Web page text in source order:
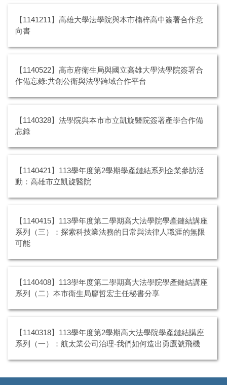
【1141211】高雄大學法學院與本市楠梓高中簽署合作意
向書
【1140522】高市府衛生局與國立高雄大學法學院簽署合
作備忘錄:共創公衛與法學跨域合作平台
【1140328】法學院與本市市立凱旋醫院簽署產學合作備
忘錄
【1140421】113學年度第2學期學產鏈結系列企業參訪活
動：高雄市立凱旋醫院
【1140415】113學年度第二學期高大法學院學產鏈結講座
系列（三）：探索科技業法務的日常與法律人職涯的無限
可能
【1140408】113學年度第二學期高大法學院學產鏈結講座
系列（二）本市衛生局廖哲宏主任秘書分享
【1140318】113學年度第2學期高大法學院學產鏈結講座
系列（一）：航太業公司治理-我們如何造出勇鷹號飛機